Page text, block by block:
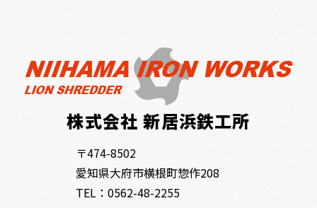
株式会社 新居浜鉄工所
〒474-8502
愛知県大府市横根町惣作208
TEL： 0562-48-2255